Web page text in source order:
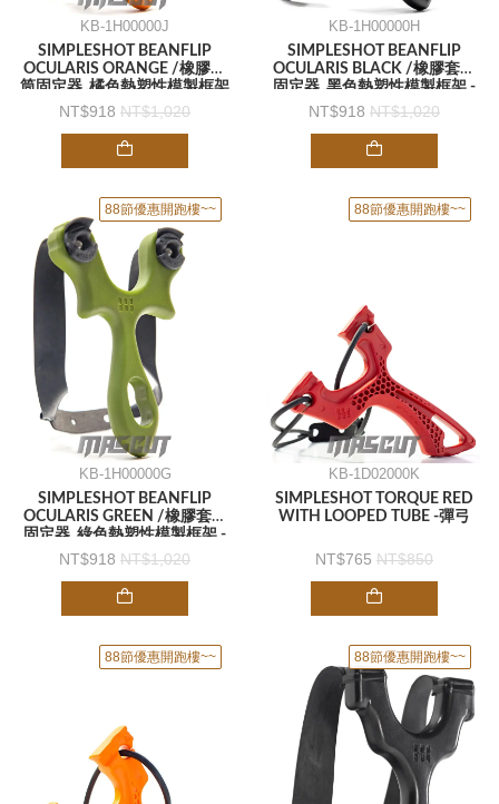
KB-1H00000J
SIMPLESHOT BEANFLIP
OCULARIS ORANGE /橡膠套
筒固定器 .橘色熱塑性模製框架
-彈弓
918 1,020
KB-1H00000H
SIMPLESHOT BEANFLIP
OCULARIS BLACK /橡膠套筒
固定器 .黑色熱塑性模製框架 -
彈弓
918 1,020
88節優惠開跑樓~~
KB-1H00000G
SIMPLESHOT BEANFLIP
OCULARIS GREEN /橡膠套筒
固定器 .綠色熱塑性模製框架 -
彈弓
918 1,020
88節優惠開跑樓~~
KB-1D02000K
SIMPLESHOT TORQUE RED
WITH LOOPED TUBE -彈弓
765 850
88節優惠開跑樓~~ 88節優惠開跑樓~~